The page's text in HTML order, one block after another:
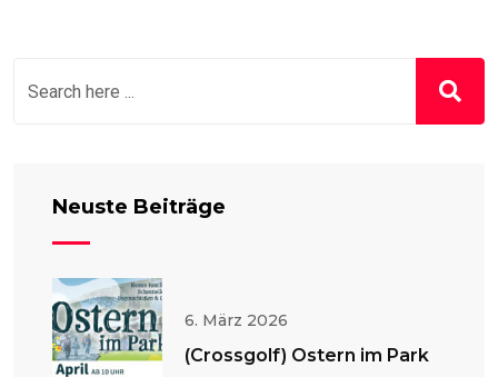
Neuste Beiträge
6. März 2026
(Crossgolf) Ostern im Park